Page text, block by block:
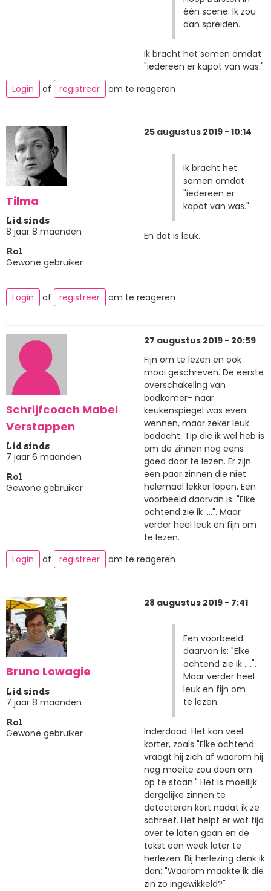
één scene. Ik zou
dan spreiden.
Ik bracht het samen omdat
"iedereen er kapot van was."
Login
of registreer om te reageren
Tilma
Lid sinds
8 jaar 8 maanden
Rol
Gewone gebruiker
25 augustus 2019 - 10:14
Ik bracht het
samen omdat
"iedereen er
kapot van was."
En dat is leuk.
Login of registreer om te reageren
Schrijfcoach Mabel
Verstappen
Lid sinds
7 jaar 6 maanden
Rol
Gewone gebruiker
27 augustus 2019 - 20:59
Fijn om te lezen en ook
mooi geschreven. De eerste
overschakeling van
badkamer- naar
keukenspiegel was even
wennen, maar zeker leuk
bedacht. Tip die ik wel heb is
om de zinnen nog eens
goed door te lezen. Er zijn
een paar zinnen die niet
helemaal lekker lopen. Een
voorbeeld daarvan is: "Elke
ochtend zie ik ....". Maar
verder heel leuk en fijn om
te lezen.
Login
of registreer om te reageren
Bruno Lowagie
Lid sinds
7 jaar 8 maanden
Rol
Gewone gebruiker
28 augustus 2019 - 7:41
Een voorbeeld
daarvan is: "Elke
ochtend zie ik ....".
Maar verder heel
leuk en fijn om
te lezen.
Inderdaad. Het kan veel
korter, zoals "Elke ochtend
vraagt hij zich af waarom hij
nog moeite zou doen om
op te staan." Het is moeilijk
dergelijke zinnen te
detecteren kort nadat ik ze
schreef. Het helpt er wat tijd
over te laten gaan en de
tekst een week later te
herlezen. Bij herlezing denk ik
dan: "Waarom maakte ik die
zin zo ingewikkeld?"